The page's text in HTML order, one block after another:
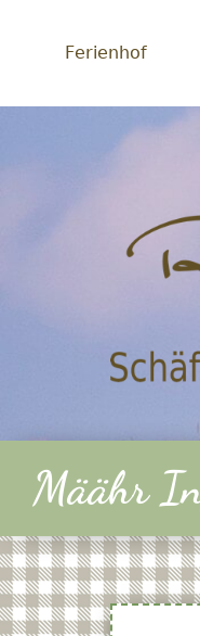
Ferienhof
Määhr